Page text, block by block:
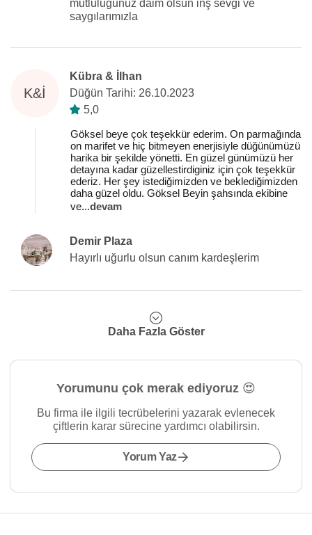
mutluluğunuz daim olsun inş sevgi ve
saygılarımızla
K&İ
Kübra & İlhan
Düğün Tarihi: 26.10.2023
5,0
Göksel beye çok teşekkür ederim. On parmağında
on marifet ve hiç bitmeyen enerjisiyle düğünümüzü
harika bir şekilde yönetti. En güzel günümüzü her
detayına kadar güzellestirdiginiz için çok teşekkür
ederiz. Her şey istediğimizden ve beklediğimizden
daha güzel oldu. Göksel Beyin şahsında ekibine
ve...devam
Demir Plaza
Hayırlı uğurlu olsun canım kardeşlerim
Daha Fazla Göster
Yorumunu çok merak ediyoruz 😍
Bu firma ile ilgili tecrübelerini yazarak evlenecek
çiftlerin karar sürecine yardımcı olabilirsin.
Yorum Yaz